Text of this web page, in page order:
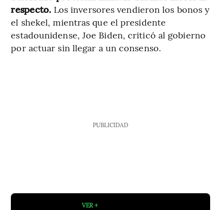
respecto. Los inversores vendieron los bonos y
el shekel, mientras que el presidente
estadounidense, Joe Biden, criticó al gobierno
por actuar sin llegar a un consenso.
PUBLICIDAD
VER +